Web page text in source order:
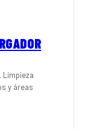
Limpieza
y áreas